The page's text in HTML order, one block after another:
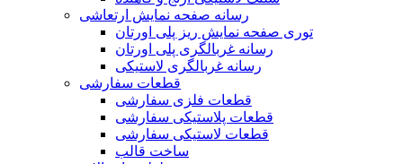
رسانه صفحه نمایش ارتعاشی
توری صفحه نمایش ریز پلی اورتان
رسانه غربالگری پلی اورتان
رسانه غربالگری لاستیکی
قطعات سفارشی
قطعات فلزی سفارشی
قطعات پلاستیکی سفارشی
قطعات لاستیکی سفارشی
ساخت قالب